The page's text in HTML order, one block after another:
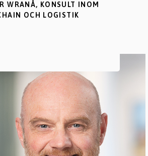
WRANÅ, KONSULT INOM
OCH LOGISTIK